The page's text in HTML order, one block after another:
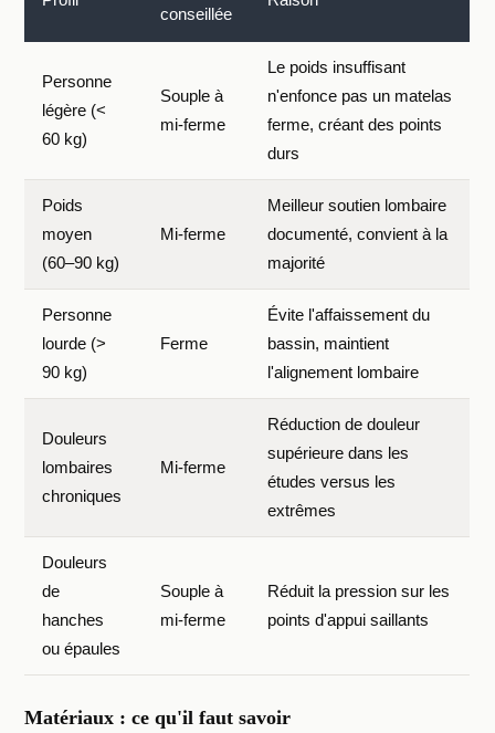
conseillée
Personne
légère (<
60 kg)
Souple à
mi-ferme
Le poids insuffisant
n'enfonce pas un matelas
ferme, créant des points
durs
Poids
moyen
(60–90 kg)
Mi-ferme
Meilleur soutien lombaire
documenté, convient à la
majorité
Personne
lourde (>
90 kg)
Ferme
Évite l'affaissement du
bassin, maintient
l'alignement lombaire
Douleurs
lombaires
chroniques
Mi-ferme
Réduction de douleur
supérieure dans les
études versus les
extrêmes
Douleurs
de
hanches
ou épaules
Souple à
mi-ferme
Réduit la pression sur les
points d'appui saillants
Matériaux : ce qu'il faut savoir